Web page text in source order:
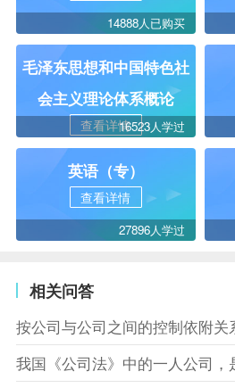
14888人已购买
毛泽东思想和中国特色社
会主义理论体系概论
查看详情16523人学过
英语（专）
查看详情
27896人学过
相关问答
按公司与公司之间的控制依附关
我国《公司法》中的一人公司，